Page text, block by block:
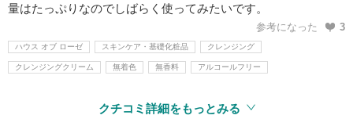
量はたっぷりなのでしばらく使ってみたいです。
参考になった 3
ハウス オブ ローゼ スキンケア・基礎化粧品 クレンジング
クレンジングクリーム 無着色 無香料 アルコールフリー
クチコミ詳細をもっとみる